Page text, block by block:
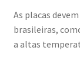
As placas
brasileiras,
a altas